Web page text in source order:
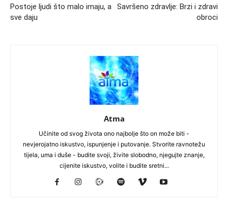
Postoje ljudi što malo imaju, a
sve daju
Savršeno zdravlje: Brzi i zdravi
obroci
Atma
Učinite od svog života ono najbolje što on može biti -
nevjerojatno iskustvo, ispunjenje i putovanje. Stvorite ravnotežu
tijela, uma i duše - budite svoji, živite slobodno, njegujte znanje,
cijenite iskustvo, volite i budite sretni...